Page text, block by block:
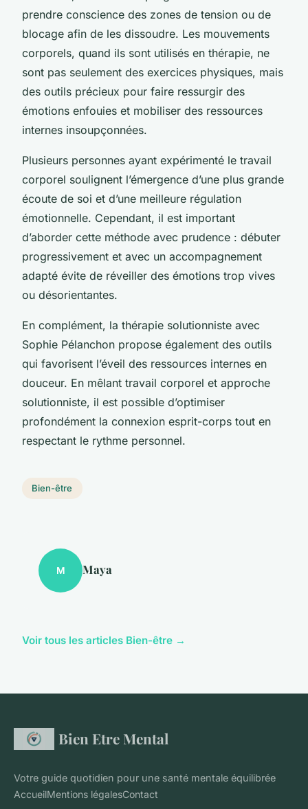
prendre conscience des zones de tension ou de
blocage afin de les dissoudre. Les mouvements
corporels, quand ils sont utilisés en thérapie, ne
sont pas seulement des exercices physiques, mais
des outils précieux pour faire ressurgir des
émotions enfouies et mobiliser des ressources
internes insoupçonnées.
Plusieurs personnes ayant expérimenté le travail
corporel soulignent l’émergence d’une plus grande
écoute de soi et d’une meilleure régulation
émotionnelle. Cependant, il est important
d’aborder cette méthode avec prudence : débuter
progressivement et avec un accompagnement
adapté évite de réveiller des émotions trop vives
ou désorientantes.
En complément, la thérapie solutionniste avec
Sophie Pélanchon propose également des outils
qui favorisent l’éveil des ressources internes en
douceur. En mêlant travail corporel et approche
solutionniste, il est possible d’optimiser
profondément la connexion esprit-corps tout en
respectant le rythme personnel.
Bien-être
M Maya
Voir tous les articles Bien-être →
Bien Etre Mental
Votre guide quotidien pour une santé mentale équilibrée
AccueilMentions légalesContact